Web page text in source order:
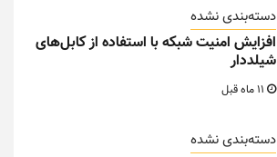
دسته‌بندی نشده
افزایش امنیت شبکه با استفاده از کابل‌های
شیلددار
دسته‌بندی نشده